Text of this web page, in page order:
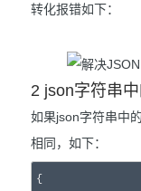
转化报错如下：
2 json字符串
如果json字符串中
相同，如下：
{